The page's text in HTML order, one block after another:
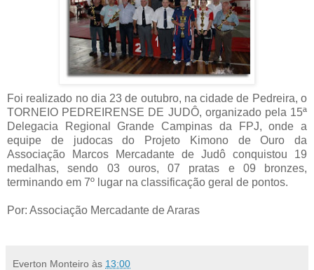
Foi realizado no dia 23 de outubro, na cidade de Pedreira, o
TORNEIO PEDREIRENSE DE JUDÔ, organizado pela 15ª
Delegacia Regional Grande Campinas da FPJ, onde a
equipe de judocas do Projeto Kimono de Ouro da
Associação Marcos Mercadante de Judô conquistou 19
medalhas, sendo 03 ouros, 07 pratas e 09 bronzes,
terminando em 7º lugar na classificação geral de pontos.
Por: Associação Mercadante de Araras
Everton Monteiro às 13:00